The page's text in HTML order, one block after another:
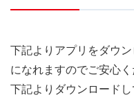
下記よりアプリをダウン
になれますのでご安心く
下記よりダウンロードし